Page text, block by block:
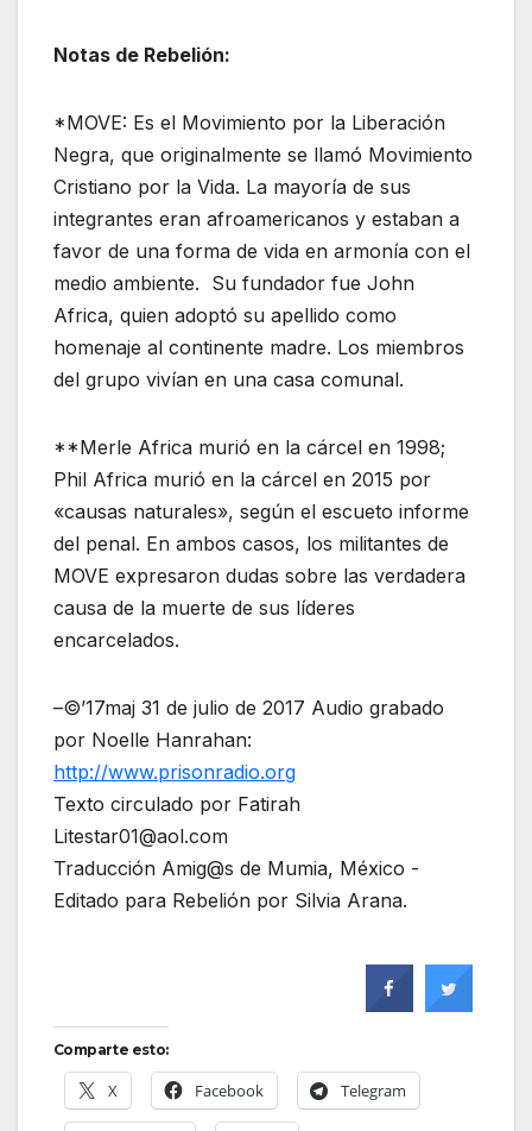
Notas de Rebelión:
*MOVE: Es el Movimiento por la Liberación
Negra, que originalmente se llamó Movimiento
Cristiano por la Vida. La mayoría de sus
integrantes eran afroamericanos y estaban a
favor de una forma de vida en armonía con el
medio ambiente. Su fundador fue John
Africa, quien adoptó su apellido como
homenaje al continente madre. Los miembros
del grupo vivían en una casa comunal.
**Merle Africa murió en la cárcel en 1998;
Phil Africa murió en la cárcel en 2015 por
«causas naturales», según el escueto informe
del penal. En ambos casos, los militantes de
MOVE expresaron dudas sobre las verdadera
causa de la muerte de sus líderes
encarcelados.
–©’17maj 31 de julio de 2017 Audio grabado
por Noelle Hanrahan:
http://www.prisonradio.org
Texto circulado por Fatirah
Litestar01@aol.com
Traducción Amig@s de Mumia, México -
Editado para Rebelión por Silvia Arana.
Comparte esto:
X Facebook Telegram